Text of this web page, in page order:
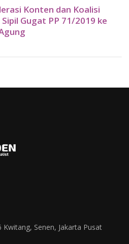
Konten dan Koalisi
Gugat PP 71/2019 ke
Kwitang, Senen, Jakarta Pusat